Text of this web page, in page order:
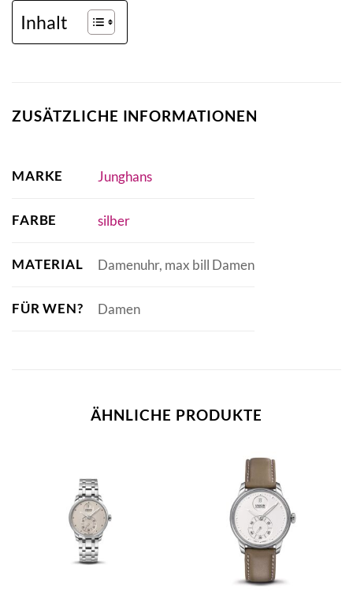
Inhalt
ZUSÄTZLICHE INFORMATIONEN
MARKE Junghans
FARBE silber
MATERIAL Damenuhr, max bill Damen
FÜR WEN? Damen
ÄHNLICHE PRODUKTE